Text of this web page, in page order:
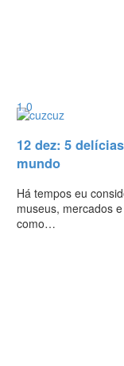
1 0
12 dez: 5
mundo
Há tempos eu
museus, mercados
como…